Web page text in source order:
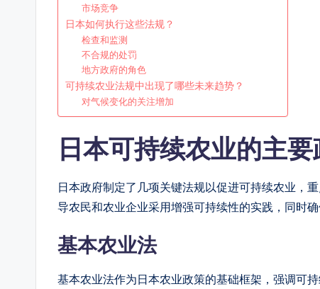
市场竞争
日本如何执行这些法规？
检查和监测
不合规的处罚
地方政府的角色
可持续农业法规中出现了哪些未来趋势？
对气候变化的关注增加
日本可持续农业的主
日本政府制定了几项关键法规以促进可持续农业，
导农民和农业企业采用增强可持续性的实践，同时确
基本农业法
基本农业法作为日本农业政策的基础框架，强调可